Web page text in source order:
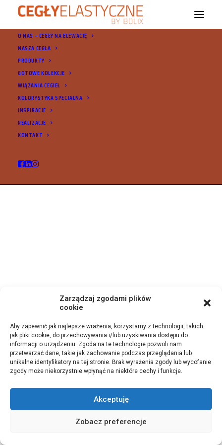
Zarządzaj zgodami plików
cookie
Aby zapewnić jak najlepsze wrażenia, korzystamy z technologii, takich
jak pliki cookie, do przechowywania i/lub uzyskiwania dostępu do
informacji o urządzeniu. Zgoda na te technologie pozwoli nam
przetwarzać dane, takie jak zachowanie podczas przeglądania lub
unikalne identyfikatory na tej stronie. Brak wyrażenia zgody lub wycofanie
zgody może niekorzystnie wpłynąć na niektóre cechy i funkcje.
Akceptuję
Zobacz preferencje
O NAS – CEGŁY NA ELEWACJĘ
NASZA CEGŁA
PRODUKTY
GOTOWE KOLEKCJE
WIĄZANIA CEGIEŁ
KOLORYSTYKA SPECJALNA
INSPIRACJE
REALIZACJE
KONTAKT
© 2021 Cegły Elastyczne Bolix. Wszystkie prawa zastrzeżone |